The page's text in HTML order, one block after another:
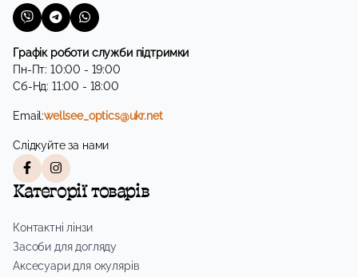
Графік роботи служби підтримки
Пн-Пт: 10:00 - 19:00
Сб-Нд: 11:00 - 18:00
Email:wellsee_optics@ukr.net
Слідкуйте за нами
Категорії товарів
Контактні лінзи
Засоби для догляду
Аксесуари для окулярів